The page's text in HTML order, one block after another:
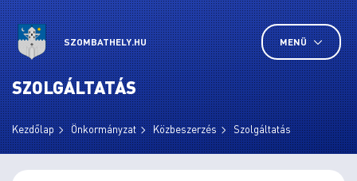
SZOMBATHELY.HU MENÜ
SZOLGÁLTATÁS
Kezdőlap Önkormányzat Közbeszerzés Szolgáltatás